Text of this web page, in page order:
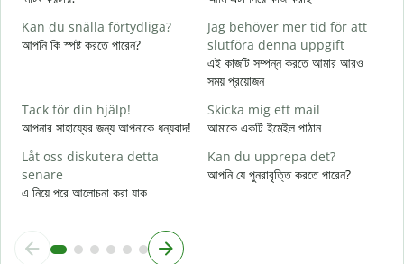
Kan du snälla förtydliga?
আপনি কি স্পষ্ট করতে পারেন?
Jag behöver mer tid för att
slutföra denna uppgift
এই কাজটি সম্পন্ন করতে আমার আরও
সময় প্রয়োজন
Tack för din hjälp!
আপনার সাহায্যের জন্য আপনাকে ধন্যবাদ!
Skicka mig ett mail
আমাকে একটি ইমেইল পাঠান
Låt oss diskutera detta
senare
এ নিয়ে পরে আলোচনা করা যাক
Kan du upprepa det?
আপনি যে পুনরাবৃত্তি করতে পারেন?